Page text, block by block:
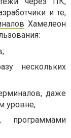
и те,
Хамелеон
нескольких
даже
уровне;
программами